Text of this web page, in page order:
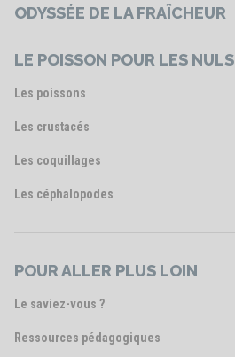
ODYSSÉE DE LA FRAÎCHEUR
LE POISSON POUR LES NULS
Les poissons
Les crustacés
Les coquillages
Les céphalopodes
POUR ALLER PLUS LOIN
Le saviez-vous ?
Ressources pédagogiques